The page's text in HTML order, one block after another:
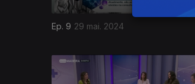
Ep. 9 29 mai. 2024